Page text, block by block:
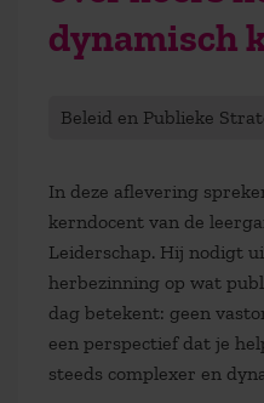
dynamisch
Beleid en Publieke
In deze aflevering
kerndocent van de
Leiderschap. Hij nodigt
herbezinning op wat
dag betekent: geen
een perspectief dat je
steeds complexer en